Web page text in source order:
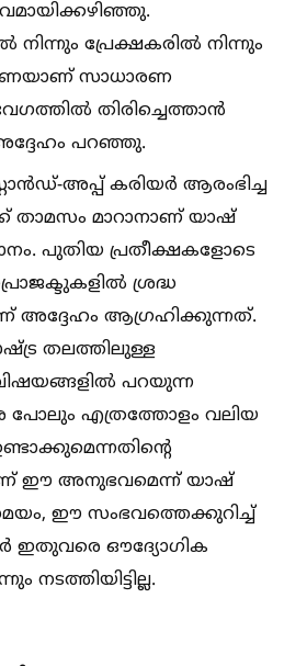
പ്രേക്ഷകരില്‍ നിന്നും
സാധാരണ
തിരിച്ചെത്താൻ
പറഞ്ഞു.
അപ്പ് കരിയർ ആരംഭിച്ച
താമസം മാറാനാണ് യാഷ്
പുതിയ പ്രതീക്ഷകളോടെ
ശ്രദ്ധ
അദ്ദേഹം ആഗ്രഹിക്കുന്നത്.
തലത്തിലുള്ള
പറയുന്ന
പോലും എത്രത്തോളം വലിയ
ഈ അനുഭവമെന്ന് യാഷ്
ഈ സംഭവത്തെക്കുറിച്ച്‌
ഇതുവരെ ഔദ്യോഗിക
നടത്തിയിട്ടില്ല.